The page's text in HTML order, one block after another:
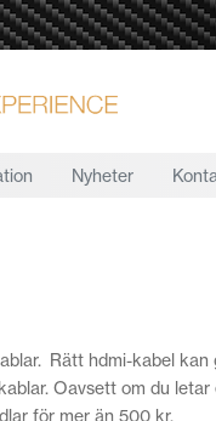
Nyheter
Rätt hdmi-kabel
Oavsett om du
för mer än 500 kr.